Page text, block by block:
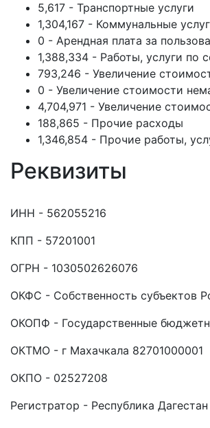
5,617 - Транспортные услуги
1,304,167 - Коммунальные
0 - Арендная плата за
1,388,334 - Работы, услуги по
793,246 - Увеличение
0 - Увеличение стоимости
4,704,971 - Увеличение
188,865 - Прочие расходы
1,346,854 - Прочие работы,
Реквизиты
ИНН - 562055216
КПП - 57201001
ОГРН - 1030502626076
ОКФС - Собственность субъектов
ОКОПФ - Государственные
ОКТМО - г Махачкала 82701000001
ОКПО - 02527208
Регистратор - Республика Дагестан